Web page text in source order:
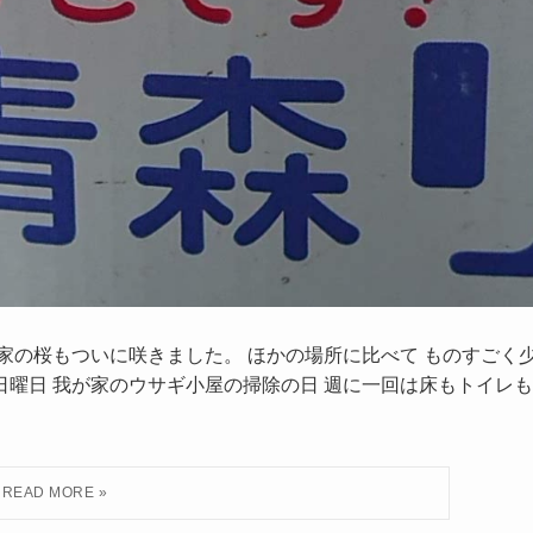
の桜もついに咲きました。 ほかの場所に比べて ものすごく
日 我が家のウサギ小屋の掃除の日 週に一回は床もトイレも